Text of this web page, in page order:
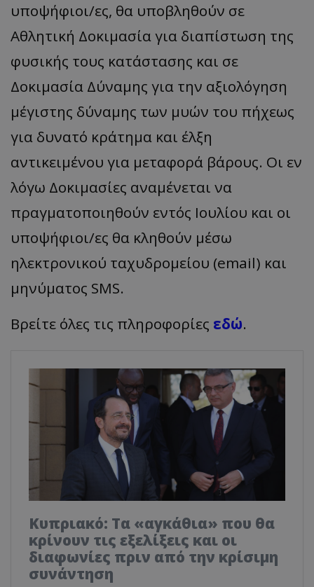
υποψήφιοι/ες, θα υποβληθούν σε
Αθλητική Δοκιμασία για διαπίστωση της
φυσικής τους κατάστασης και σε
Δοκιμασία Δύναμης για την αξιολόγηση
μέγιστης δύναμης των μυών του πήχεως
για δυνατό κράτημα και έλξη
αντικειμένου για μεταφορά βάρους. Οι εν
λόγω Δοκιμασίες αναμένεται να
πραγματοποιηθούν εντός Ιουλίου και οι
υποψήφιοι/ες θα κληθούν μέσω
ηλεκτρονικού ταχυδρομείου (email) και
μηνύματος SMS.
Βρείτε όλες τις πληροφορίες εδώ.
Κυπριακό: Τα «αγκάθια» που θα
κρίνουν τις εξελίξεις και οι
διαφωνίες πριν από την κρίσιμη
συνάντηση